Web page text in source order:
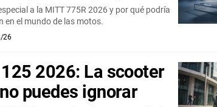
a la MITT 775R 2026 y por qué podría
en el mundo de las motos.
26
2026: La scooter
puedes ignorar